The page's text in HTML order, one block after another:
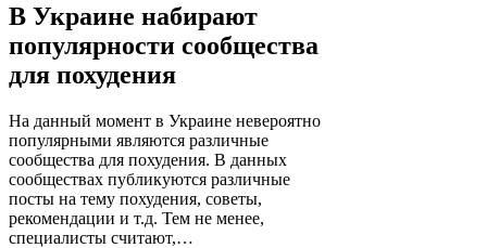
В Украине набирают
популярности сообщества
для похудения
На данный момент в Украине невероятно
популярными являются различные
сообщества для похудения. В данных
сообществах публикуются различные
посты на тему похудения, советы,
рекомендации и т.д. Тем не менее,
специалисты считают,…